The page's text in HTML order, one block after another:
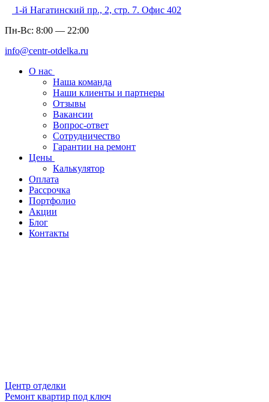
1-й Нагатинский пр., 2, стр. 7. Офис 402
Пн-Вс: 8:00 — 22:00
info@centr-otdelka.ru
О нас
Наша команда
Наши клиенты и партнеры
Отзывы
Вакансии
Вопрос-ответ
Сотрудничество
Гарантии на ремонт
Цены
Калькулятор
Оплата
Рассрочка
Портфолио
Акции
Блог
Контакты
Центр отделки
Ремонт квартир под ключ